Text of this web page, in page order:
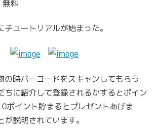
無料
ュートリアルが始まった。
の時バーコードをスキャンしてもらう
ちに紹介して登録されるかするとポイン
ポイント貯まるとプレゼントあげま
説明されています。